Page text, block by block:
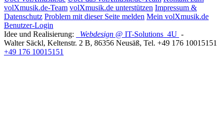
volXmusik.de-Team volXmusik.de unterstützen Impressum &
Datenschutz Problem mit dieser Seite melden Mein volXmusik.de
Benutzer-Login
Idee und Realisierung:
Webdesign @ IT-Solutions 4U -
Walter Säckl, Keltenstr. 2 B, 86356 Neusäß, Tel. +49 176 10015151
+49 176 10015151